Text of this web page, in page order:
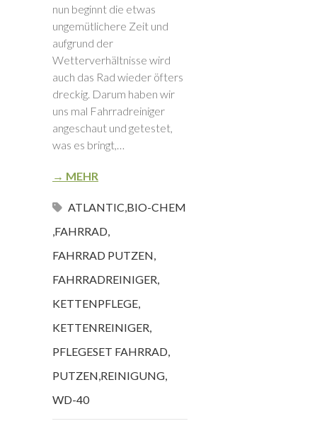
nun beginnt die etwas
ungemütlichere Zeit und
aufgrund der
Wetterverhältnisse wird
auch das Rad wieder öfters
dreckig. Darum haben wir
uns mal Fahrradreiniger
angeschaut und getestet,
was es bringt,…
→ MEHR
ATLANTIC,BIO-CHEM
,FAHRRAD,
FAHRRAD PUTZEN,
FAHRRADREINIGER,
KETTENPFLEGE,
KETTENREINIGER,
PFLEGESET FAHRRAD,
PUTZEN,REINIGUNG,
WD-40